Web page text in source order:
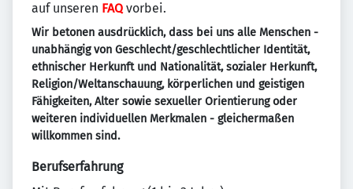
auf unseren FAQvorbei.
Wir betonen ausdrücklich, dass bei uns alle Menschen -
unabhängig von Geschlecht/geschlechtlicher Identität,
ethnischer Herkunft und Nationalität, sozialer Herkunft,
Religion/Weltanschauung, körperlichen und geistigen
Fähigkeiten, Alter sowie sexueller Orientierung oder
weiteren individuellen Merkmalen - gleichermaßen
willkommen sind.
Berufserfahrung